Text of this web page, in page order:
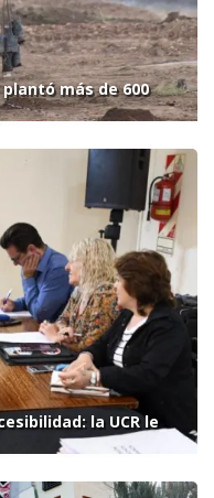
más de 600
la UCR le